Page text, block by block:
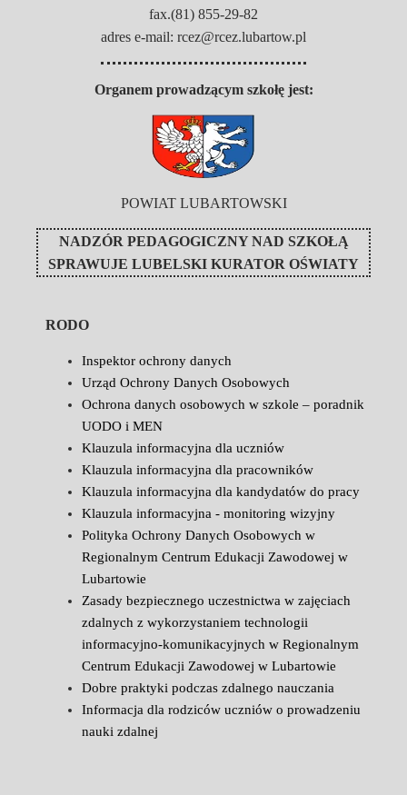
fax.(81) 855-29-82
adres e-mail: rcez@rcez.lubartow.pl
Organem prowadzącym szkołę jest:
POWIAT LUBARTOWSKI
NADZÓR PEDAGOGICZNY NAD SZKOŁĄ
SPRAWUJE LUBELSKI KURATOR OŚWIATY
RODO
Inspektor ochrony danych
Urząd Ochrony Danych Osobowych
Ochrona danych osobowych w szkole – poradnik
UODO i MEN
Klauzula informacyjna dla uczniów
Klauzula informacyjna dla pracowników
Klauzula informacyjna dla kandydatów do pracy
Klauzula informacyjna - monitoring wizyjny
Polityka Ochrony Danych Osobowych w
Regionalnym Centrum Edukacji Zawodowej w
Lubartowie
Zasady bezpiecznego uczestnictwa w zajęciach
zdalnych z wykorzystaniem technologii
informacyjno-komunikacyjnych w Regionalnym
Centrum Edukacji Zawodowej w Lubartowie
Dobre praktyki podczas zdalnego nauczania
Informacja dla rodziców uczniów o prowadzeniu
nauki zdalnej